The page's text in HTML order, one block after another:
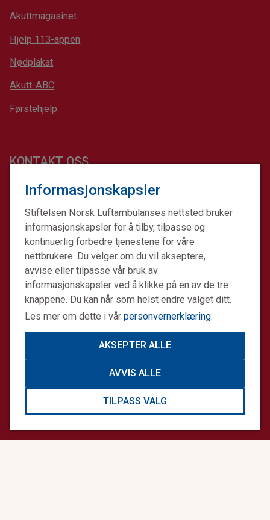
Informasjonskapsler
Stiftelsen Norsk Luftambulanses nettsted bruker
informasjonskapsler for å tilby, tilpasse og
kontinuerlig forbedre tjenestene for våre
nettbrukere. Du velger om du vil akseptere,
avvise eller tilpasse vår bruk av
informasjonskapsler ved å klikke på en av de tre
knappene. Du kan når som helst endre valget ditt.
Les mer om dette i vår personvernerklæring.
AKSEPTER ALLE
AVVIS ALLE
TILPASS VALG
Akuttmagasinet
Hjelp 113-appen
Nødplakat
Akutt-ABC
Førstehjelp
KONTAKT OSS
Giverservice
post@norskluftambulanse.no
Sentralbord
64 90 44 44
info@norskluftambulanse.no
Besøk
Storgata 33 A,
0184 Oslo
Postboks 414 Sentrum,